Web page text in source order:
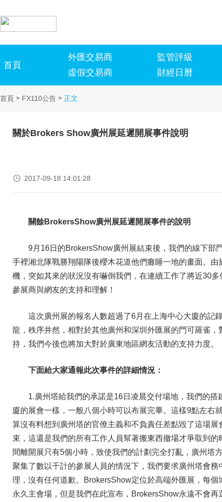
首頁
外匯交易商
虛假交易商
監管評級
財經日曆
首頁 > FX110公告 > 正文
關於Brokers Show廣州展延遲開展事件說明
 2017-09-18 14:01:28
關餘BrokersShow廣州展延遲開展事件的說明
9月16日的BrokersShow廣州展結束後，我們的線下部
手裡湘北隊戰勝翔陽隊後櫻木花道他們癱睡一地的畫面。
機，突如其來的狀況沒有嚇倒我們，在連續工作了將近30
參展商與網友的支持和理解！
這次廣州展的報名人數超過了6月在上海中心大廈的記
龍，秩序井然，相對於其他廣州和深圳外匯展的門可羅雀
持，我們今後也將加大對於廣東地區網友活動的支持力度。
下面給大家通報此次事件的詳細情況：
1.廣州塔給我們的承諾是16日凌晨交付場地，我們的
廈的展會一樣，一般八個小時可以布展完畢。這樣9點左右
算沒有料想到廣州塔的官僚主義和不負責任差點毀了這場
束，這還是我們的所有工作人員幫著搬東西撤場才爭取到
間離開展只有5個小時，致使我們的計劃完全打亂，廣州塔
聚集了數以千計的參展人員的情況下，我們要求廣州塔會
理，沒有任何道歉。BrokersShow定位於高端外匯展，每
永久主會場，但是我們在此宣布，BrokersShow永遠不會